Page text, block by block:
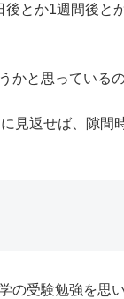
とか1週間後と
かと思っている
見返せば、隙
の受験勉強を思い